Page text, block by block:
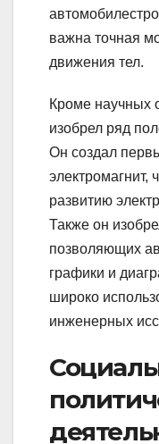
важна точная
движения тел.
Кроме научных
изобрел ряд
Он создал
электромагнит,
развитию
Также он
позволяющих
графики и
широко
инженерных